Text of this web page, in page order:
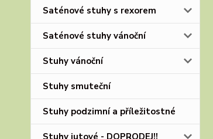
Saténové stuhy s rexorem
Saténové stuhy vánoční
Stuhy vánoční
Stuhy smuteční
Stuhy podzimní a příležitostné
Stuhy jutové - DOPRODEJ!!